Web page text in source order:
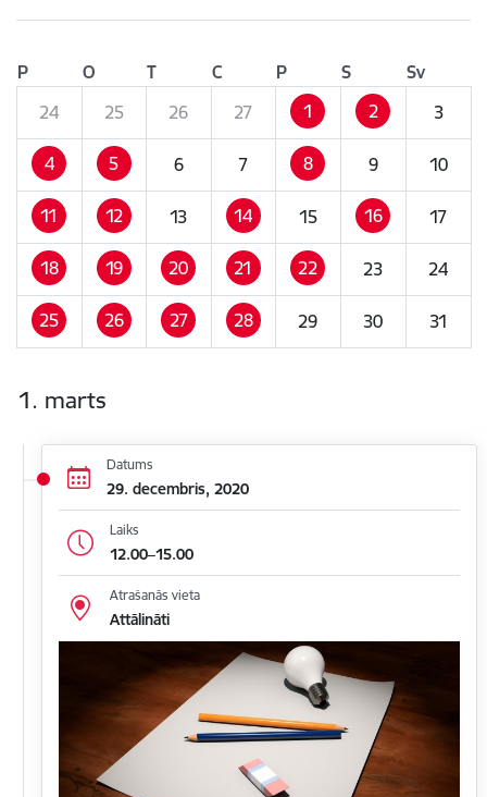
P O T C P S
Sv
24
25 26 27 1 2 3
4 5 6 7 8 9 10
11 12 13 14 15 16 17
18 19 20 21 22 23 24
25 26 27 28 29 30 31
1. marts
Datums
29. decembris, 2020
Laiks
12.00–15.00
Atrašanās vieta
Attālināti